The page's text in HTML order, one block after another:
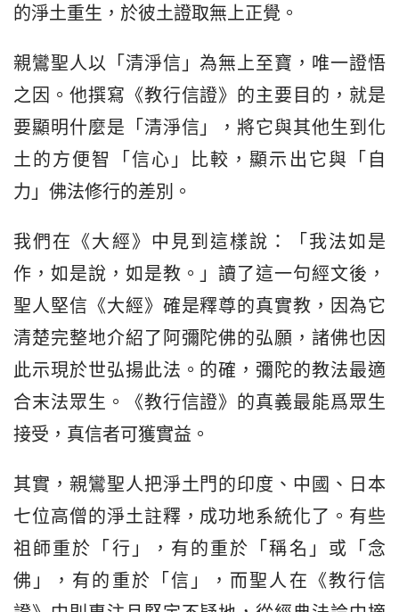
的淨土重生，於彼土證取無上正覺。
親鸞聖人以「清淨信」為無上至寶，唯一證悟
之因。他撰寫《教行信證》的主要目的，就是
要顯明什麼是「清淨信」，將它與其他生到化
土的方便智「信心」比較，顯示出它與「自
力」佛法修行的差別。
我們在《大經》中見到這樣說：「我法如是
作，如是說，如是教。」讀了這一句經文後，
聖人堅信《大經》確是釋尊的真實教，因為它
清楚完整地介紹了阿彌陀佛的弘願，諸佛也因
此示現於世弘揚此法。的確，彌陀的教法最適
合末法眾生。《教行信證》的真義最能爲眾生
接受，真信者可獲實益。
其實，親鸞聖人把淨土門的印度、中國、日本
七位高僧的淨土註釋，成功地系統化了。有些
祖師重於「行」，有的重於「稱名」或「念
佛」，有的重於「信」，而聖人在《教行信